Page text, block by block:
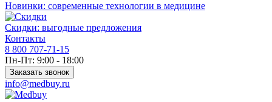
Новинки: современные технологии в медицине
Скидки: выгодные предложения
Контакты
8 800 707-71-15
Пн-Пт: 9:00 - 18:00
Заказать звонок
info@medbuy.ru